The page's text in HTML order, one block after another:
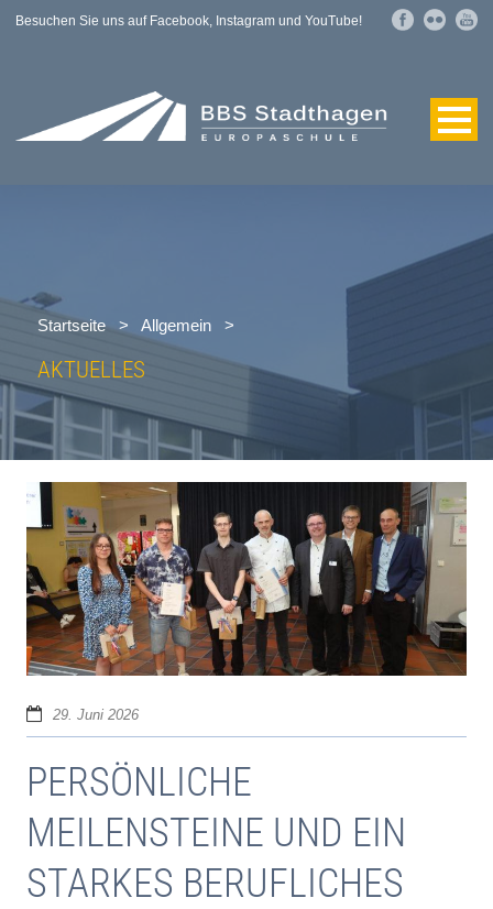
Besuchen Sie uns auf Facebook, Instagram und YouTube!
Startseite > Allgemein >
AKTUELLES
29. Juni 2026
PERSÖNLICHE
MEILENSTEINE UND EIN
STARKES BERUFLICHES